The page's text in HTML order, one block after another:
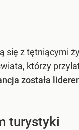
się z tętniącymi
którzy
została
turystyki